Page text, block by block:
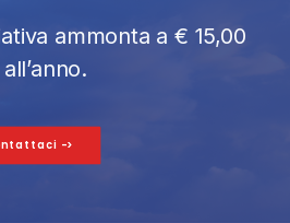
ammonta a € 15,00
all’anno.
->